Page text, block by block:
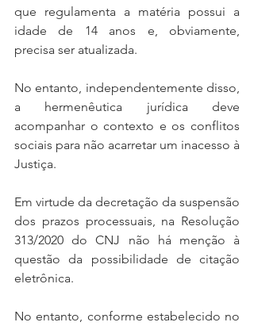
que regulamenta a matéria possui a
idade de 14 anos e, obviamente,
precisa ser atualizada.
No entanto, independentemente disso,
a hermenêutica jurídica deve
acompanhar o contexto e os conflitos
sociais para não acarretar um inacesso à
Justiça.
Em virtude da decretação da suspensão
dos prazos processuais, na Resolução
313/2020 do CNJ não há menção à
questão da possibilidade de citação
eletrônica.
No entanto, conforme estabelecido no